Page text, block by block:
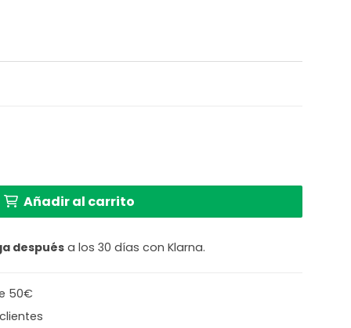
Acero Mexlite Steinhauer cantidad
Añadir al carrito
después a los 30 días con Klarna.
50€